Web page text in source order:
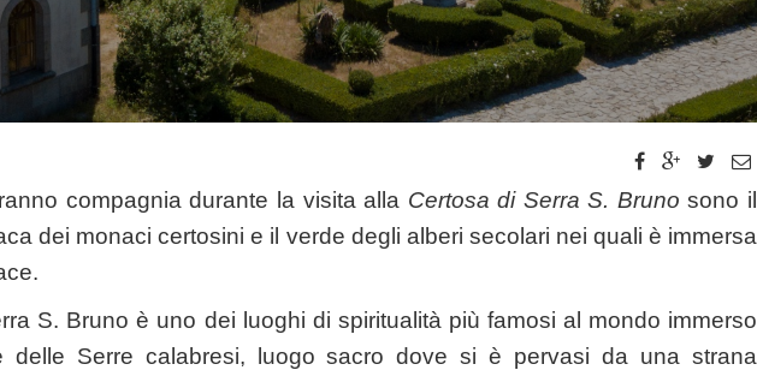
compagnia durante la visita alla Certosa di Serra S. Bruno sono il
dei monaci certosini e il verde degli alberi secolari nei quali è immersa
S. Bruno è uno dei luoghi di spiritualità più famosi al mondo immerso
delle Serre calabresi, luogo sacro dove si è pervasi da una strana